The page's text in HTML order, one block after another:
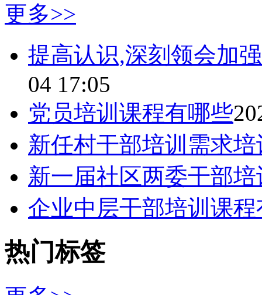
更多>>
提高认识,深刻领会加
04 17:05
党员培训课程有哪些
新任村干部培训需求
新一届社区两委干部
企业中层干部培训课
热门标签